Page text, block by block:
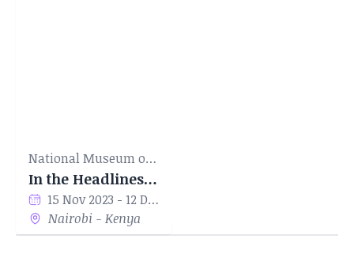
National Museum of Kenya
In the Headlines' by Marvin Abwao
15 Nov 2023 - 12 Dec 2023
Nairobi - Kenya